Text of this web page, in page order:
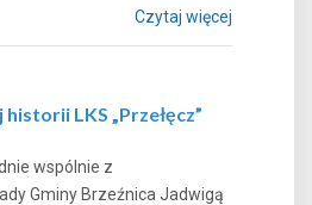
Czytaj więcej
LKS „Przełęcz”
wspólnie z
Gminy Brzeźnica Jadwigą